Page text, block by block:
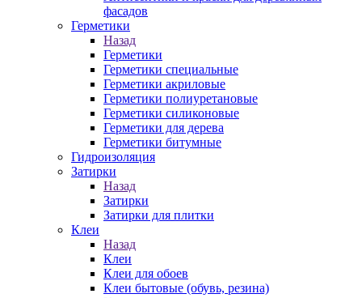
фасадов
Герметики
Назад
Герметики
Герметики специальные
Герметики акриловые
Герметики полиуретановые
Герметики силиконовые
Герметики для дерева
Герметики битумные
Гидроизоляция
Затирки
Назад
Затирки
Затирки для плитки
Клеи
Назад
Клеи
Клеи для обоев
Клеи бытовые (обувь, резина)